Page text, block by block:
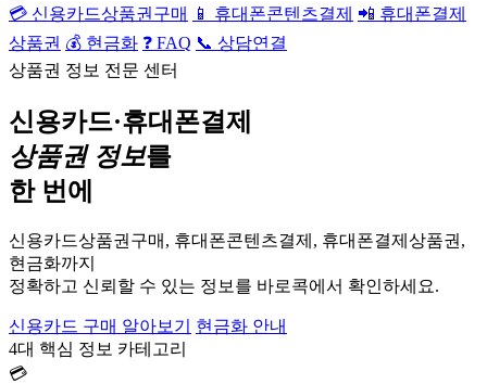
💳 신용카드상품권구매 📱 휴대폰콘텐츠결제 📲 휴대폰결제
상품권 💰 현금화 ❓ FAQ 📞 상담연결
상품권 정보 전문 센터
신용카드·휴대폰결제
상품권 정보를
한 번에
신용카드상품권구매, 휴대폰콘텐츠결제, 휴대폰결제상품권,
현금화까지
정확하고 신뢰할 수 있는 정보를 바로콕에서 확인하세요.
신용카드 구매 알아보기
현금화 안내
4대 핵심 정보 카테고리
💳